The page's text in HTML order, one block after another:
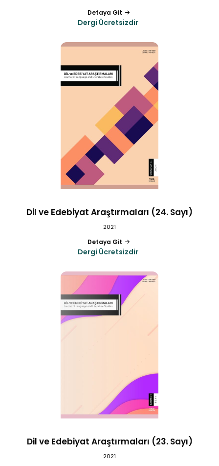
Detaya Git
Dergi Ücretsizdir
Dil ve Edebiyat Araştırmaları (24. Sayı)
2021
Detaya Git
Dergi Ücretsizdir
Dil ve Edebiyat Araştırmaları (23. Sayı)
2021